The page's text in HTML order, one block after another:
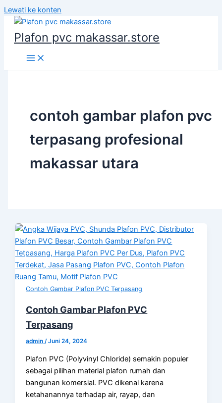
Lewati ke konten
Plafon pvc makassar.store
contoh gambar plafon pvc
terpasang profesional
makassar utara
Contoh Gambar Plafon PVC Terpasang
Contoh Gambar Plafon PVC
Terpasang
admin/Juni 24, 2024
Plafon PVC (Polyvinyl Chloride) semakin populer
sebagai pilihan material plafon rumah dan
bangunan komersial. PVC dikenal karena
ketahanannya terhadap air, rayap, dan